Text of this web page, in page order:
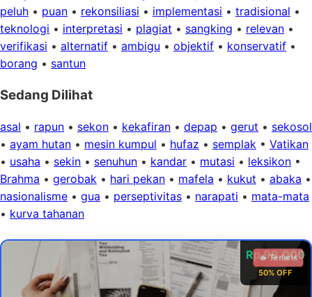
peluh • puan • rekonsiliasi • implementasi • tradisional •
teknologi • interpretasi • plagiat • sangking • relevan •
verifikasi • alternatif • ambigu • objektif • konservatif •
borang • santun
Sedang Dilihat
asal • rapun • sekon • kekafiran • depap • gerut • sekosol
• ayam hutan • mesin kumpul • hufaz • semplak • Vatikan
• usaha • sekin • senuhun • kandar • mutasi • leksikon •
Brahma • gerobak • hari pekan • mafela • kukut • abaka •
nasionalisme • gua • perseptivitas • narapati • mata-mata
• kurva tahanan
Rp 99.000
50% OFF
🔥 Terlaris